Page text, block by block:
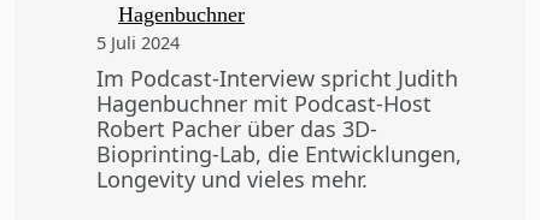
Hagenbuchner
5 Juli 2024
Im Podcast-Interview spricht Judith
Hagenbuchner mit Podcast-Host
Robert Pacher über das 3D-
Bioprinting-Lab, die Entwicklungen,
Longevity und vieles mehr.